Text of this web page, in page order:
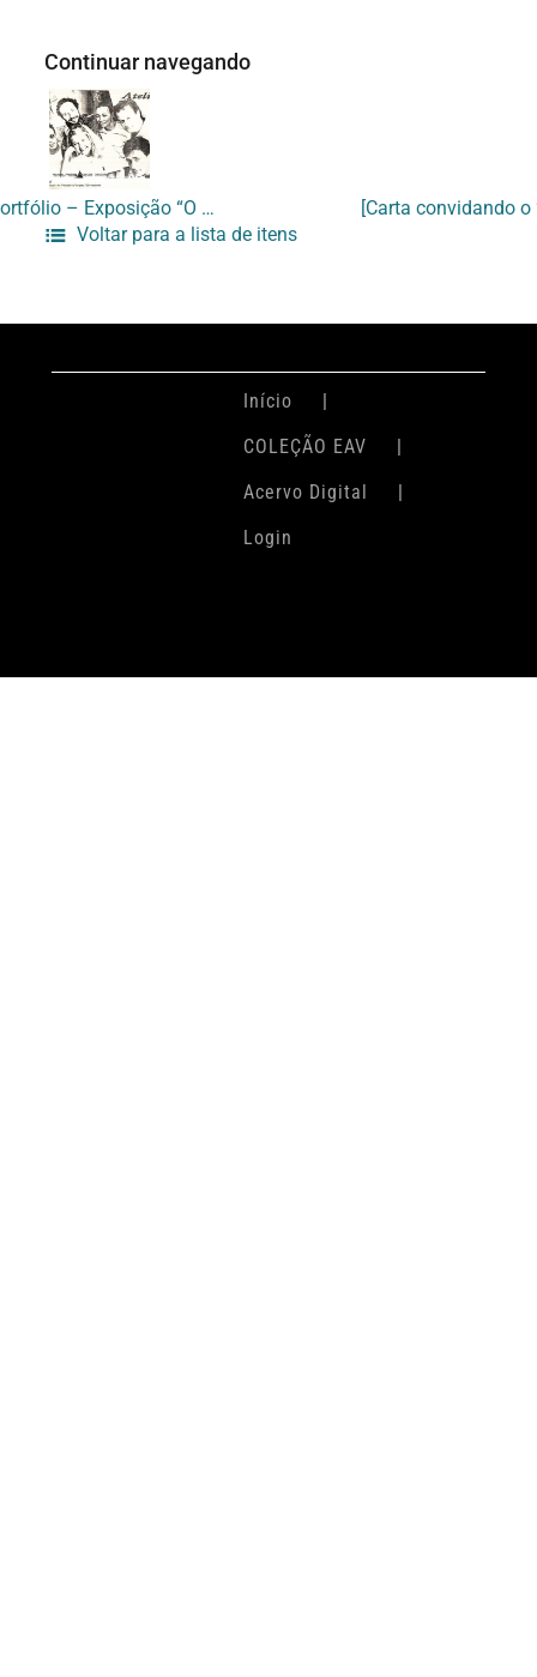
Continuar navegando
[Portfólio – Exposição “O Atelier 78”]
Voltar para a lista de itens
Início
COLEÇÃO EAV
Acervo Digital
Login